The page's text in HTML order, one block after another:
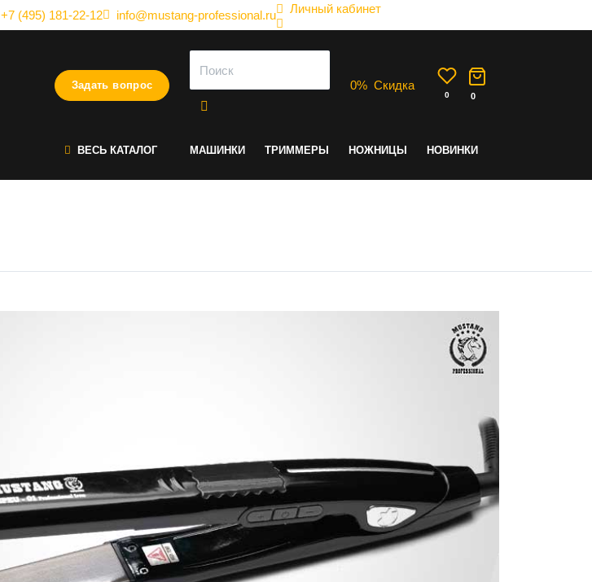
+7 (495) 181-22-12 info@mustang-professional.ru Личный кабинет
Задать вопрос 0% Скидка
0 0
ВЕСЬ КАТАЛОГ МАШИНКИ ТРИММЕРЫ НОЖНИЦЫ НОВИНКИ